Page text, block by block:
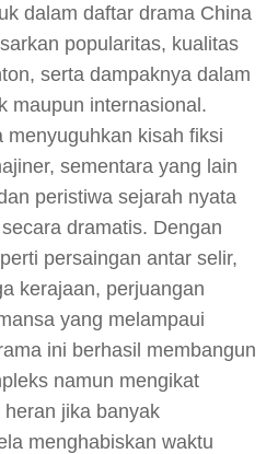
dalam daftar drama China
popularitas, kualitas
serta dampaknya dalam
maupun internasional.
menyuguhkan kisah fiksi
sementara yang lain
peristiwa sejarah nyata
dramatis. Dengan
persaingan antar selir,
kerajaan, perjuangan
yang melampaui
ini berhasil membangun
namun mengikat
jika banyak
menghabiskan waktu